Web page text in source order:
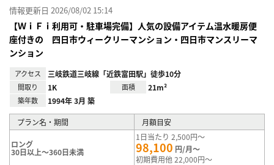
情報更新日 2026/08/02 15:14
【ＷｉＦｉ利用可・駐車場完備】人気の設備アイテム温水暖房便
座付きの 四日市ウィークリーマンション・四日市マンスリーマ
ンション
アクセス 三岐鉄道三岐線「近鉄富田駅」徒歩10分
間取り 1K 面積 21m²
築年数 1994年 3月 築
プラン名・期間 月額目安
ロング
30日以上～360日未満
1日当たり 2,500円～
98,100 円/月～
初期費用他 22,000円～